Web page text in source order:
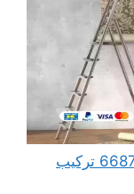
فني تركيب ورق جدران الكويت 66874433 تركيب